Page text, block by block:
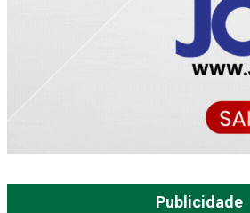
Publicidade